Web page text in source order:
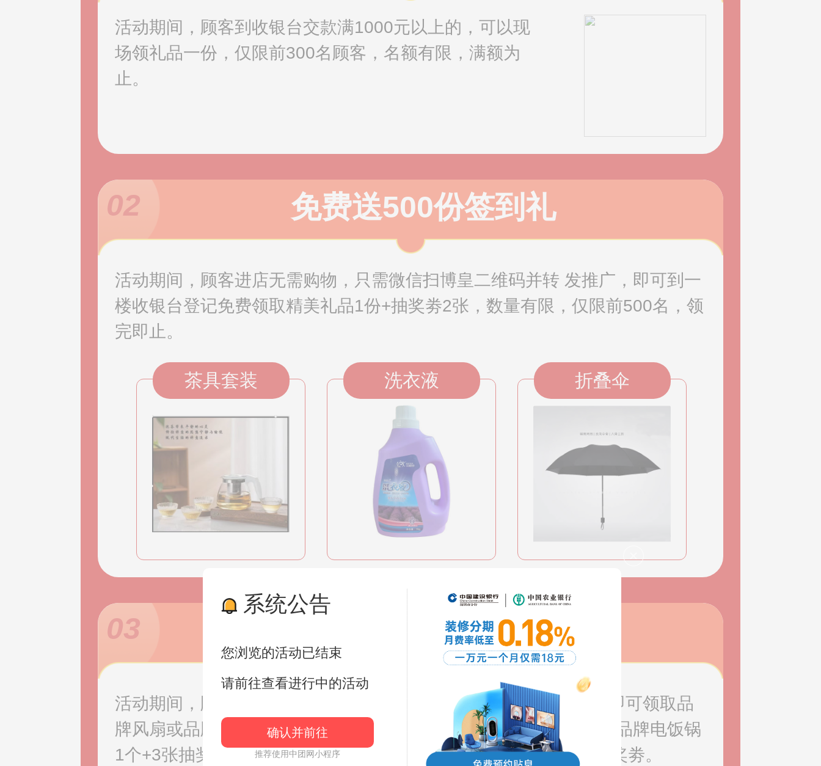
活动期间，顾客到收银台交款满1000元以上的，可以现
场领礼品一份，仅限前300名顾客，名额有限，满额为
止。
02 免费送500份签到礼
活动期间，顾客进店无需购物，只需微信扫博皇二维码并转 发推广，即可到一
楼收银台登记免费领取精美礼品1份+抽奖劵2张，数量有限，仅限前500名，领
完即止。
茶具套装 洗衣液 折叠伞
03 联购送家电
活动期间，顾客在每个品牌购物实付满2000元，并且联购2个品牌即可领取品
牌风扇或品牌榨汁机（二选一）1个+2张抽奖劵，联购3个品牌领取品牌电饭锅
1个+3张抽奖劵，联购4个品牌及以上可领取品牌微波炉1个+5张抽奖劵。
系统公告
您浏览的活动已结束
请前往查看进行中的活动
确认并前往
推荐使用中团网小程序